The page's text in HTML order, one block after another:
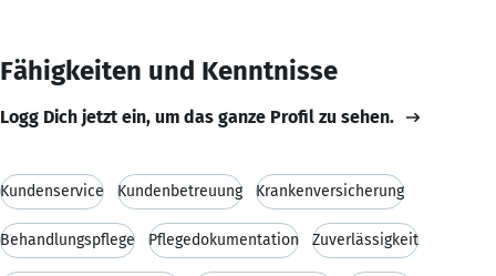
Fähigkeiten und Kenntnisse
Logg Dich jetzt ein, um das ganze Profil zu sehen.
Kundenservice Kundenbetreuung Krankenversicherung
Behandlungspflege Pflegedokumentation Zuverlässigkeit